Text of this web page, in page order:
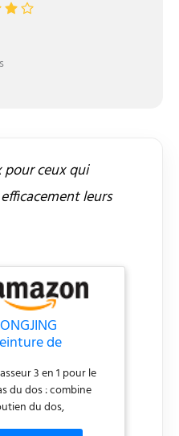
ceux qui
leurs
de
chaleur pour
les
dans le
du dos,
3 en 1 pour le
du dos : combine
du dos,
et massage